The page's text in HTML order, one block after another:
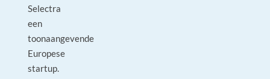
Selectra
een
toonaangevende
Europese
startup.